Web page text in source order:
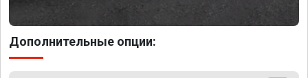
Дополнительные опции: